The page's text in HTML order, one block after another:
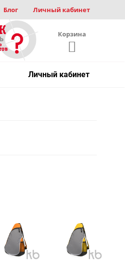
Блог Личный кабинет
Корзина
Личный кабинет